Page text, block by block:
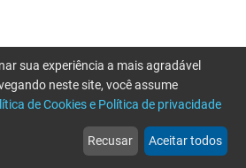
web
Notícias
more_horiz
Mais
sua experiência a mais agradável
neste site, você assume
de Cookies e Política de privacidade
Recusar Aceitar todos
por favor tente novamente